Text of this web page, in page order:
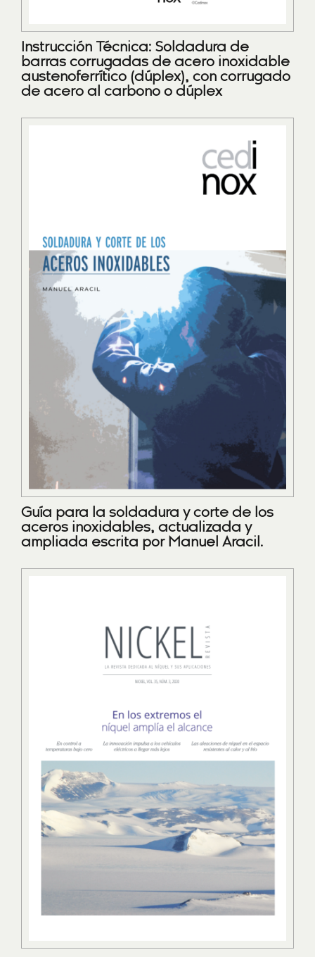
Instrucción Técnica: Soldadura de
barras corrugadas de acero inoxidable
austenoferrítico (dúplex), con corrugado
de acero al carbono o dúplex
Guía para la soldadura y corte de los
aceros inoxidables, actualizada y
ampliada escrita por Manuel Aracil.